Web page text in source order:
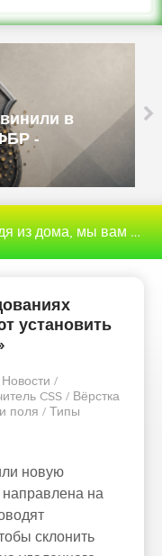
в
-
поможем с этим разобраться
установить
Новости /
CSS / Вёрстка
поля / Типы
новую
на
склонить